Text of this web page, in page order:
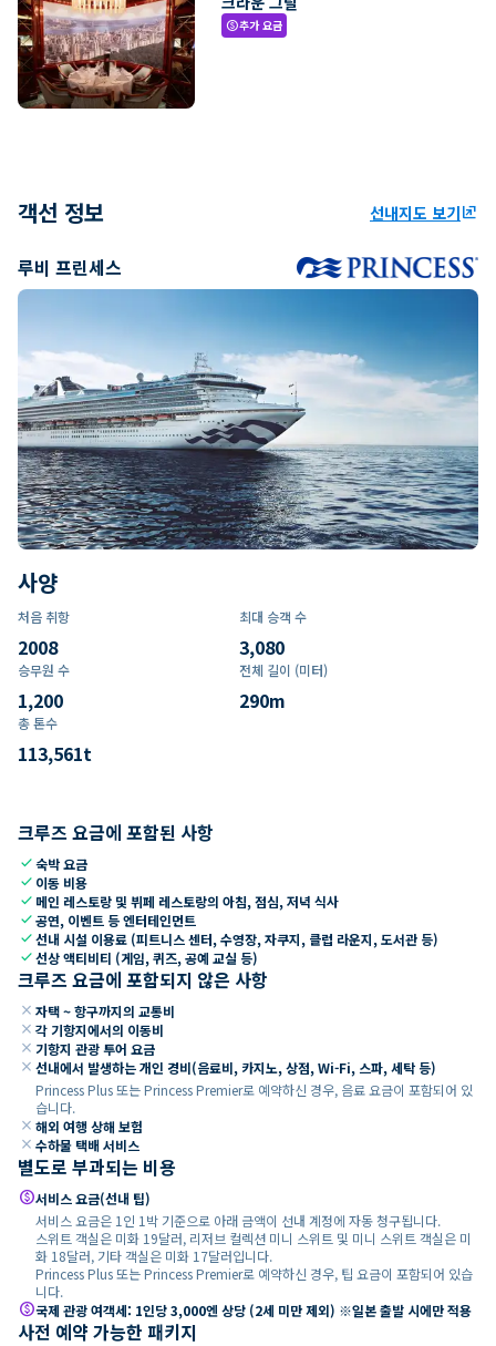
paid추가 요금
객선 정보 선내지도 보기ungroup
루비 프린세스
사양
처음 취항
2008
최대 승객 수
3,080
승무원 수
1,200
전체 길이 (미터)
290m
총 톤수
113,561t
크루즈 요금에 포함된 사항
check숙박 요금
check 이동 비용
check 메인 레스토랑 및 뷔페 레스토랑의 아침, 점심, 저녁 식사
check공연, 이벤트 등 엔터테인먼트
check선내 시설 이용료 (피트니스 센터, 수영장, 자쿠지, 클럽 라운지, 도서관 등)
check선상 액티비티 (게임, 퀴즈, 공예 교실 등)
크루즈 요금에 포함되지 않은 사항
close 자택 ~ 항구까지의 교통비
close 각 기항지에서의 이동비
close 기항지 관광 투어 요금
close 선내에서 발생하는 개인 경비(음료비, 카지노, 상점, Wi-Fi, 스파, 세탁 등)
Princess Plus 또는 Princess Premier로 예약하신 경우, 음료 요금이 포함되어 있
습니다.
close 해외 여행 상해 보험
close 수하물 택배 서비스
별도로 부과되는 비용
paid서비스 요금(선내 팁)
서비스 요금은 1인 1박 기준으로 아래 금액이 선내 계정에 자동 청구됩니다.
스위트 객실은 미화 19달러, 리저브 컬렉션 미니 스위트 및 미니 스위트 객실은 미
화 18달러, 기타 객실은 미화 17달러입니다.
Princess Plus 또는 Princess Premier로 예약하신 경우, 팁 요금이 포함되어 있습
니다.
paid국제 관광 여객세: 1인당 3,000엔 상당 (2세 미만 제외) ※일본 출발 시에만 적용
사전 예약 가능한 패키지